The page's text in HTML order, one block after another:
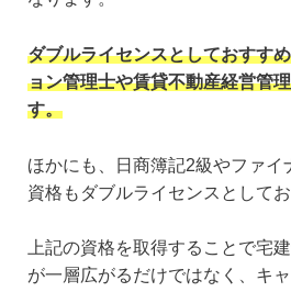
ダブルライセンスとしておすす
ョン管理士や賃貸不動産経営管
す。
ほかにも、日商簿記2級やファイ
資格もダブルライセンスとしてお
上記の資格を取得することで宅
が一層広がるだけではなく、キ